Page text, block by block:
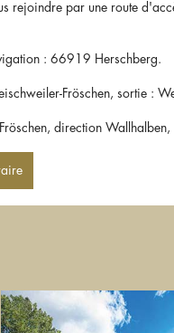
rejoindre par une route
: 66919 Herschberg.
Fröschen, sortie :
direction